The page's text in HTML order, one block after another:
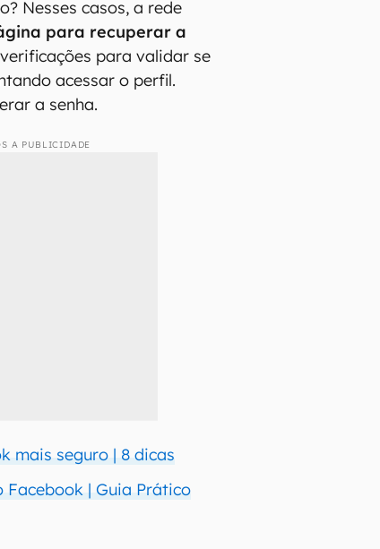
Nesses casos, a rede
para recuperar a
para validar se
acessar o perfil.
a senha.
A PUBLICIDADE
mais seguro | 8 dicas
Facebook | Guia Prático